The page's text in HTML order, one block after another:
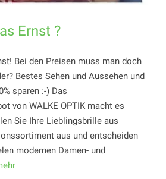
Ernst ?
Bei den Preisen muss man doch
Bestes Sehen und Aussehen und
sparen :-) Das
von WALKE OPTIK macht es
Sie Ihre Lieblingsbrille aus
aus und entscheiden
modernen Damen- und